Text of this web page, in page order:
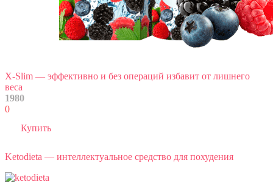
X-Slim — эффективно и без операций избавит от лишнего
веса
1980
0
Купить
Ketodieta — интеллектуальное средство для похудения